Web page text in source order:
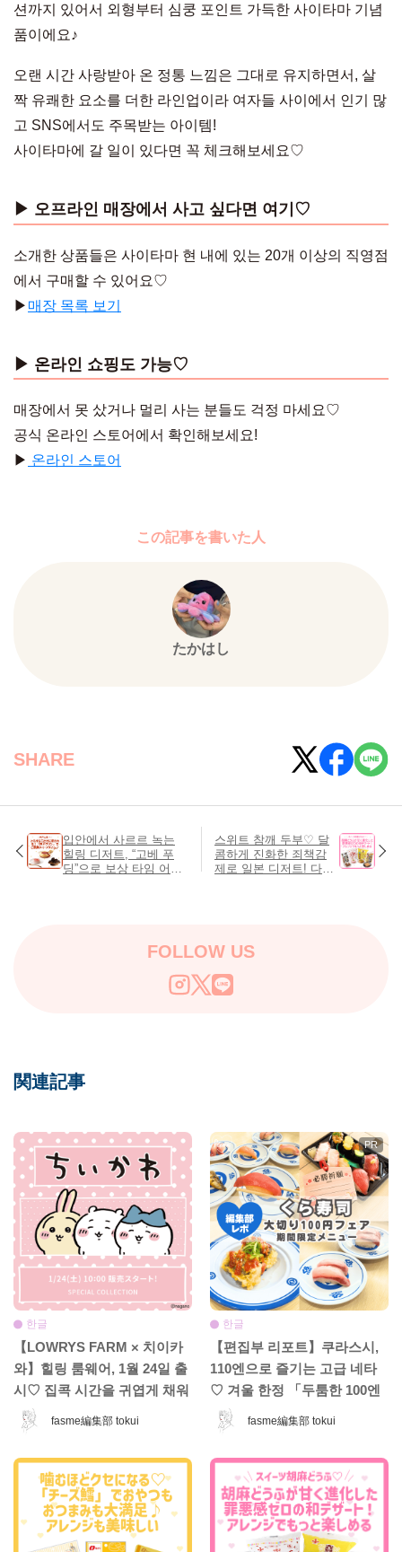
션까지 있어서 외형부터 심쿵 포인트 가득한 사이타마 기념
품이에요♪
오랜 시간 사랑받아 온 정통 느낌은 그대로 유지하면서, 살
짝 유쾌한 요소를 더한 라인업이라 여자들 사이에서 인기 많
고 SNS에서도 주목받는 아이템!
사이타마에 갈 일이 있다면 꼭 체크해보세요♡
▶︎ 오프라인 매장에서 사고 싶다면 여기♡
소개한 상품들은 사이타마 현 내에 있는 20개 이상의 직영점
에서 구매할 수 있어요♡
▶︎ 매장 목록 보기
▶︎ 온라인 쇼핑도 가능♡
매장에서 못 샀거나 멀리 사는 분들도 걱정 마세요♡
공식 온라인 스토어에서 확인해보세요!
▶︎ 온라인 스토어
この記事を書いた人
たかはし
SHARE
입안에서 사르르 녹는
힐링 디저트, “고베 푸
딩”으로 보상 타임 어떠
스위트 참깨 두부♡ 달
콤하게 진화한 죄책감
제로 일본 디저트! 다양
FOLLOW US
関連記事
fasme編集部 tokui
한글
【LOWRYS FARM × 치이카
와】힐링 룸웨어, 1월 24일 출
시♡ 집콕 시간을 귀엽게 채워
줄 컬렉션 등장!
fasme編集部 tokui
한글
【편집부 리포트】쿠라스시,
110엔으로 즐기는 고급 네타
♡ 겨울 한정 「두툼한 100엔
페어」는 놓치면 손해! 기간
한정 인기 메뉴 소개